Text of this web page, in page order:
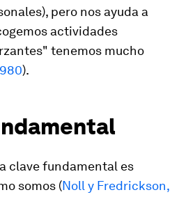
pero nos ayuda a
actividades
tenemos mucho
).
clave fundamental es
somos (Noll y Fredrickson,